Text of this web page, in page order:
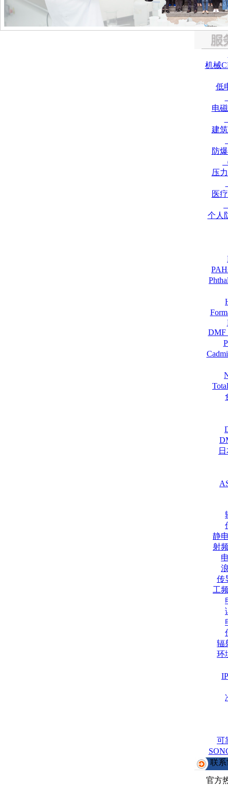
机械
低
电
建
防
压
医
个人
DMF
静
射
传
工
辐
环
可
联
官方